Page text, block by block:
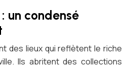
un condensé
des lieux qui reflètent le riche
Ils abritent des collections